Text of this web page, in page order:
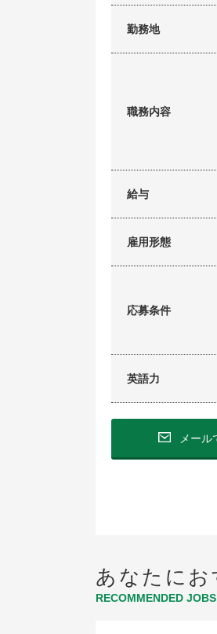
勤務地
職務内容
給与
雇用形態
応募条件
英語力
メール
あなたにお
RECOMMENDED